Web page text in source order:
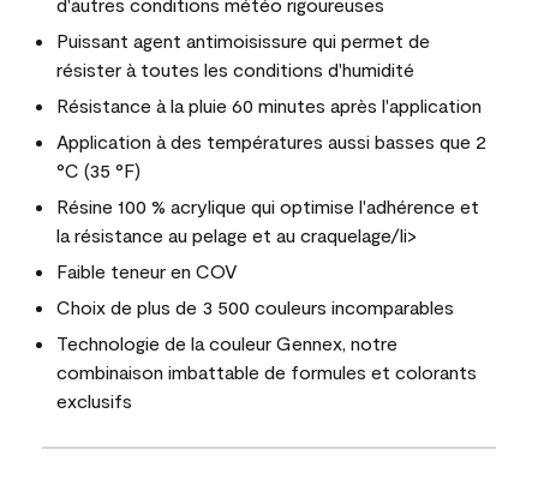
Puissant agent antimoisissure qui permet de
résister à toutes les conditions d'humidité
Résistance à la pluie 60 minutes après l'application
Application à des températures aussi basses que 2
°C (35 °F)
Résine 100 % acrylique qui optimise l'adhérence et
la résistance au pelage et au craquelage/li>
Faible teneur en COV
Choix de plus de 3 500 couleurs incomparables
Technologie de la couleur Gennex, notre
combinaison imbattable de formules et colorants
exclusifs